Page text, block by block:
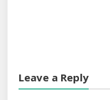
Leave a Reply